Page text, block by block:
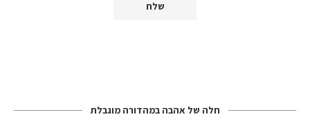
חלה של אהבה במהדורה מוגבלת